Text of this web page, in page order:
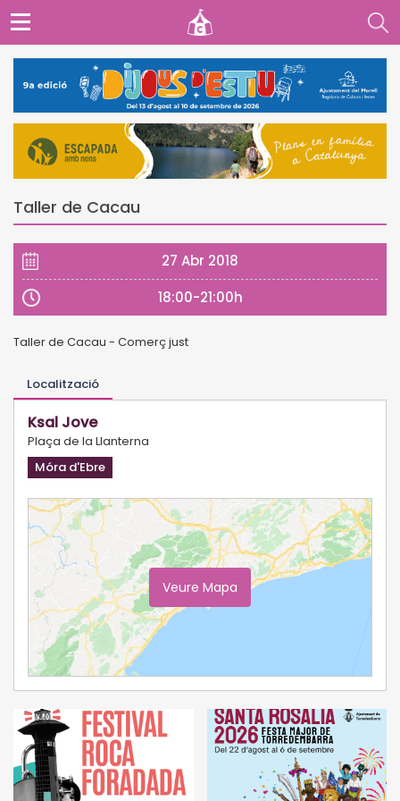
Taller de Cacau
27 Abr 2018
18:00-21:00h
Taller de Cacau - Comerç just
Localització
Ksal Jove
Plaça de la Llanterna
Móra d'Ebre
Veure Mapa